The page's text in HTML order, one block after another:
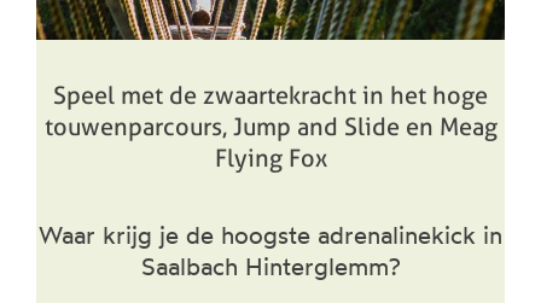
Speel met de zwaartekracht in het hoge
touwenparcours, Jump and Slide en Meag
Flying Fox
Waar krijg je de hoogste adrenalinekick in
Saalbach Hinterglemm?